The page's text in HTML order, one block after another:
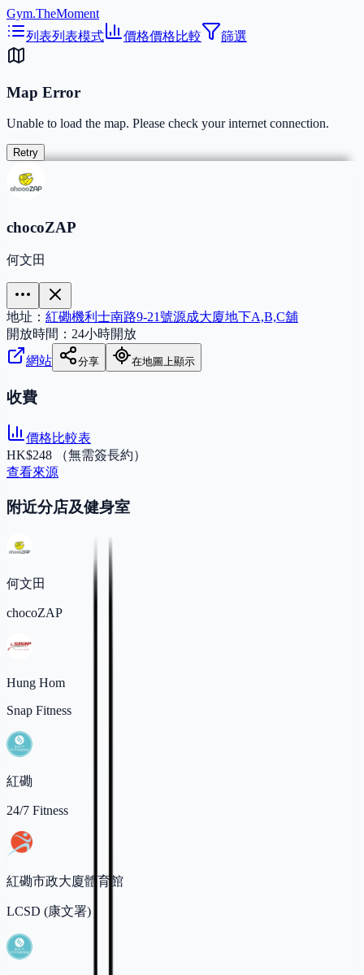
Gym.TheMoment
列表列表模式 價格價格比較 篩選
Map Error
Unable to load the map. Please check your internet connection.
Retry
chocoZAP
何文田
地址： 紅磡機利士南路9-21號源成大廈地下A,B,C舖
開放時間： 24小時開放
網站
分享 在地圖上顯示
收費
價格比較表
HK$248 （無需簽長約）
查看來源
附近分店及健身室
何文田
chocoZAP
Hung Hom
Snap Fitness
紅磡
24/7 Fitness
紅磡市政大廈體育館
LCSD (康文署)